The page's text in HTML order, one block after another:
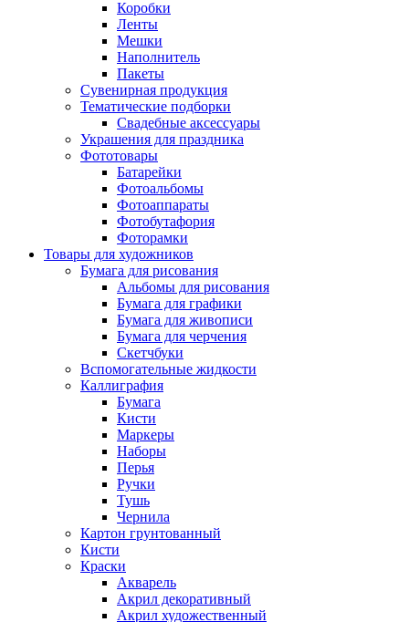
Коробки
Ленты
Мешки
Наполнитель
Пакеты
Сувенирная продукция
Тематические подборки
Свадебные аксессуары
Украшения для праздника
Фототовары
Батарейки
Фотоальбомы
Фотоаппараты
Фотобутафория
Фоторамки
Товары для художников
Бумага для рисования
Альбомы для рисования
Бумага для графики
Бумага для живописи
Бумага для черчения
Скетчбуки
Вспомогательные жидкости
Каллиграфия
Бумага
Кисти
Маркеры
Наборы
Перья
Ручки
Тушь
Чернила
Картон грунтованный
Кисти
Краски
Акварель
Акрил декоративный
Акрил художественный